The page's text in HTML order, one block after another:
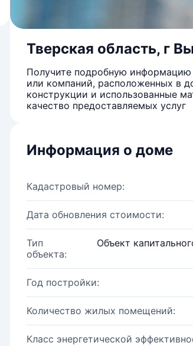
Тверская область, г
Получите подробную информацию
или компаний, расположенных в
конструкции и использованные
качество предоставляемых услуг
Информация о доме
Кадастровый номер:
Дата обновления стоимости:
Тип
объекта:
Объект
Год постройки:
Количество жилых помещений:
Класс энергетической